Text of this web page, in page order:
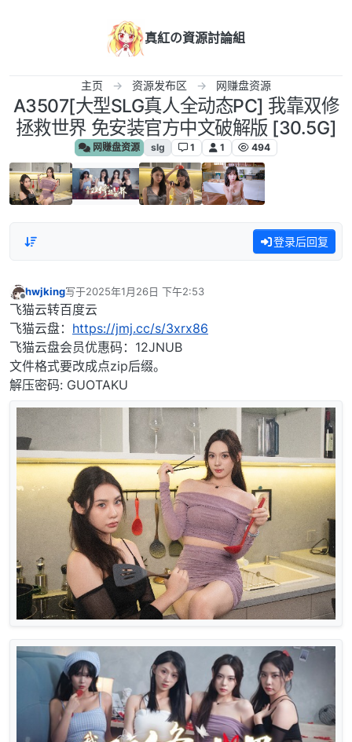
真紅の資源討論組
主页 资源发布区 网赚盘资源
A3507[大型SLG真人全动态PC] 我靠双修
拯救世界 免安装官方中文破解版 [30.5G]
网赚盘资源 slg 1 1 494
登录后回复
离线
hwjking写于2025年1月26日 下午2:53
最后由 编辑
飞猫云转百度云
飞猫云盘： https://jmj.cc/s/3xrx86
飞猫云盘会员优惠码：12JNUB
文件格式要改成点zip后缀。
解压密码: GUOTAKU